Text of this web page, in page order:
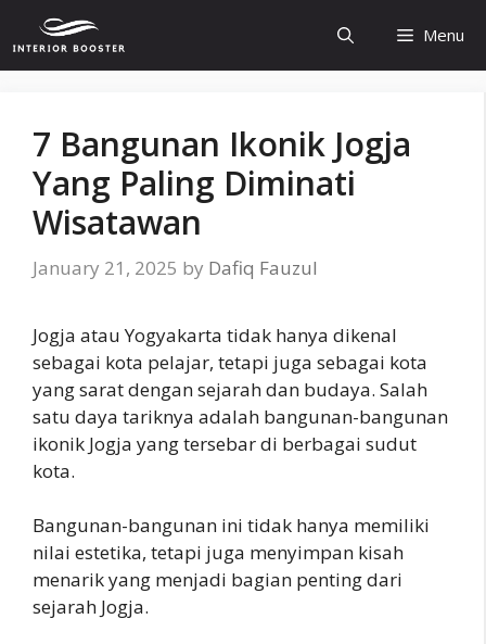
to
content
Menu
7 Bangunan Ikonik Jogja
Yang Paling Diminati
Wisatawan
January 21, 2025 by Dafiq Fauzul
Jogja atau Yogyakarta tidak hanya dikenal
sebagai kota pelajar, tetapi juga sebagai kota
yang sarat dengan sejarah dan budaya. Salah
satu daya tariknya adalah bangunan-bangunan
ikonik Jogja yang tersebar di berbagai sudut
kota.
Bangunan-bangunan ini tidak hanya memiliki
nilai estetika, tetapi juga menyimpan kisah
menarik yang menjadi bagian penting dari
sejarah Jogja.